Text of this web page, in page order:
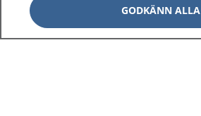
Behandling av personuppgifterGODKÄNN ALLA